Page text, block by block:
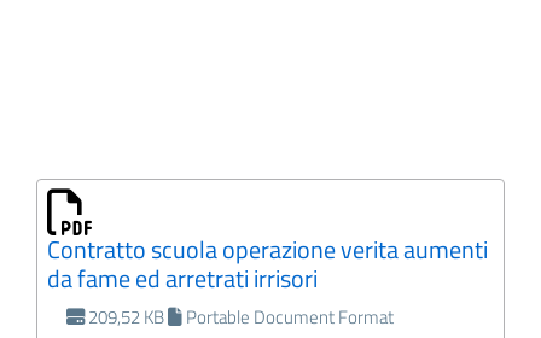
Contratto scuola operazione verita aumenti
da fame ed arretrati irrisori
209,52 KB Portable Document Format